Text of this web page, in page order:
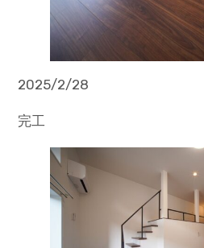
2025/2/28
完工